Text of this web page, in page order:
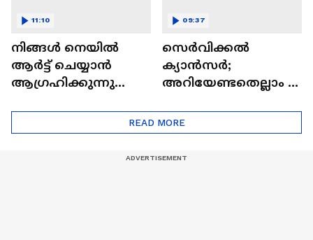
നിങ്ങൾ നെയിൽ
ആർട്ട് ചെയ്യാൻ
ആഗ്രഹിക്കുന്നുണ്ടോ
ട്രെൻഡിനെക്കുറിച്ച് |
Nail Art | Trends Cafe
11:10
സെർവിക്കൽ
ക്യാൻസർ;
അറിയേണ്ടതെല്ലാം |
Cancer
09:37
READ MORE